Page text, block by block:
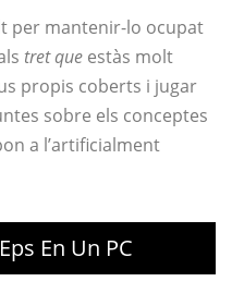
per mantenir-lo ocupat
tret que estàs molt
propis coberts i jugar
sobre els conceptes
a l’artificialment
En Un PC